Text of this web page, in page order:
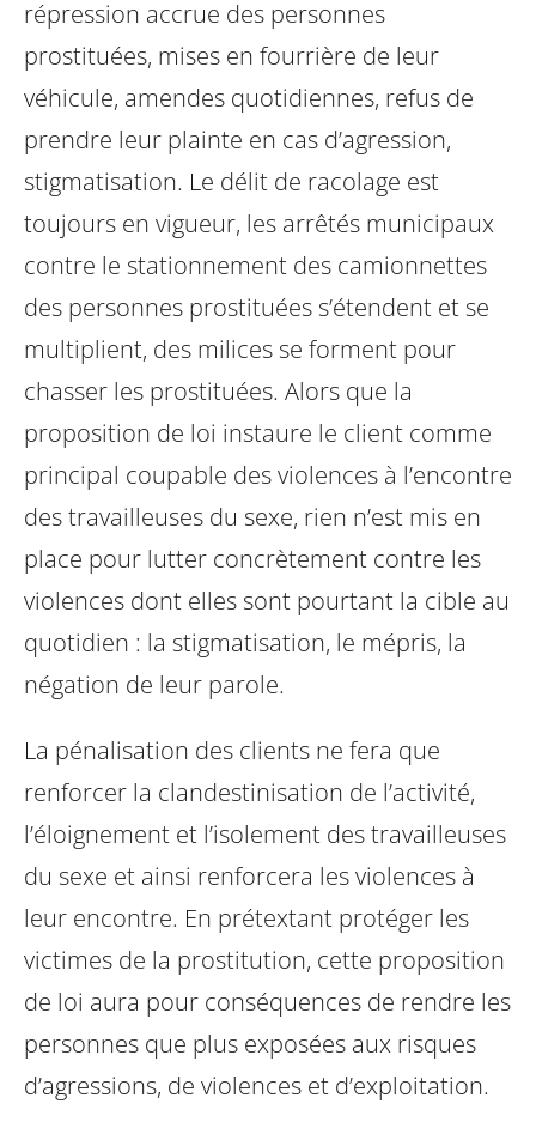
répression accrue des personnes
prostituées, mises en fourrière de leur
véhicule, amendes quotidiennes, refus de
prendre leur plainte en cas d’agression,
stigmatisation. Le délit de racolage est
toujours en vigueur, les arrêtés municipaux
contre le stationnement des camionnettes
des personnes prostituées s’étendent et se
multiplient, des milices se forment pour
chasser les prostituées. Alors que la
proposition de loi instaure le client comme
principal coupable des violences à l’encontre
des travailleuses du sexe, rien n’est mis en
place pour lutter concrètement contre les
violences dont elles sont pourtant la cible au
quotidien : la stigmatisation, le mépris, la
négation de leur parole.
La pénalisation des clients ne fera que
renforcer la clandestinisation de l’activité,
l’éloignement et l’isolement des travailleuses
du sexe et ainsi renforcera les violences à
leur encontre. En prétextant protéger les
victimes de la prostitution, cette proposition
de loi aura pour conséquences de rendre les
personnes que plus exposées aux risques
d’agressions, de violences et d’exploitation.